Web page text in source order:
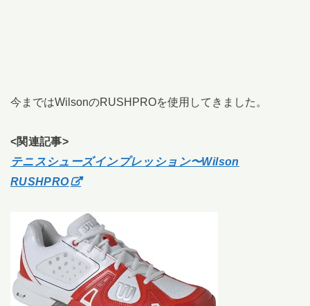
今まではWilsonのRUSHPROを使用してきました。
<関連記事>
テニスシューズインプレッション〜Wilson
RUSHPRO